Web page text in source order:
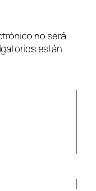
no será
están